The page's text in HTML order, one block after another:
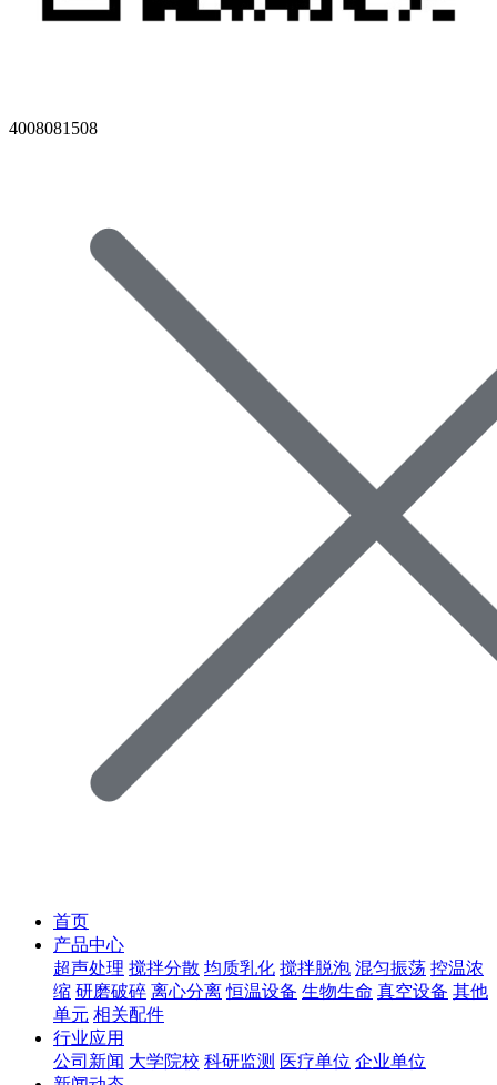
4008081508
首页
产品中心
超声处理 搅拌分散 均质乳化 搅拌脱泡 混匀振荡 控温浓
缩 研磨破碎 离心分离 恒温设备 生物生命 真空设备 其他
单元 相关配件
行业应用
公司新闻 大学院校 科研监测 医疗单位 企业单位